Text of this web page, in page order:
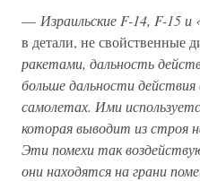
— Израильские F-14, F-15
в детали, не свойственные
ракетами, дальность
больше дальности действия
самолетах. Ими
которая выводит из строя
Эти помехи так
они находятся на грани